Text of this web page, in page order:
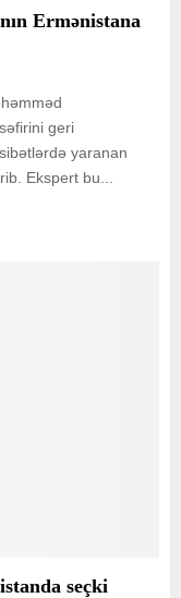
Ermənistana
geri
yaranan
Ekspert bu...
seçki